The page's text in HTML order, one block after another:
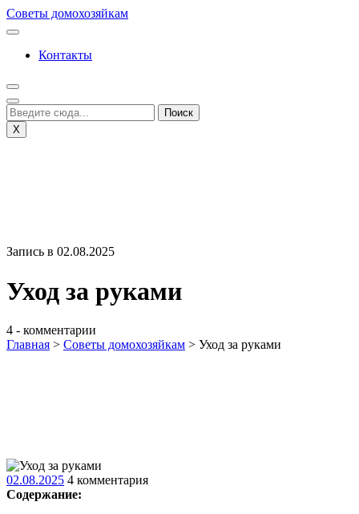
Перейти
к
Советы домохозяйкам
Контакты
X
Запись в 02.08.2025
Уход за руками
4 - комментарии
Главная > Советы домохозяйкам > Уход за руками
02.08.202502.08.2025
4 комментария
Содержание: